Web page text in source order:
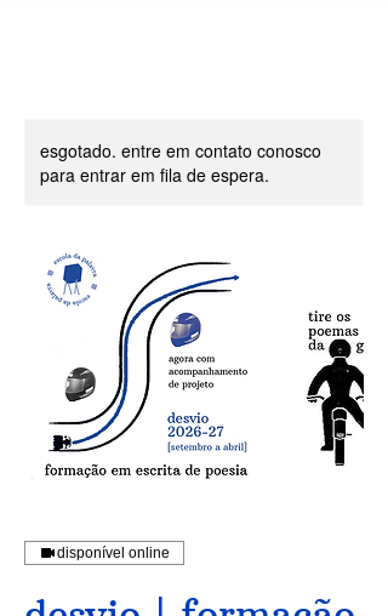
esgotado. entre em contato conosco
para entrar em fila de espera.
disponível online